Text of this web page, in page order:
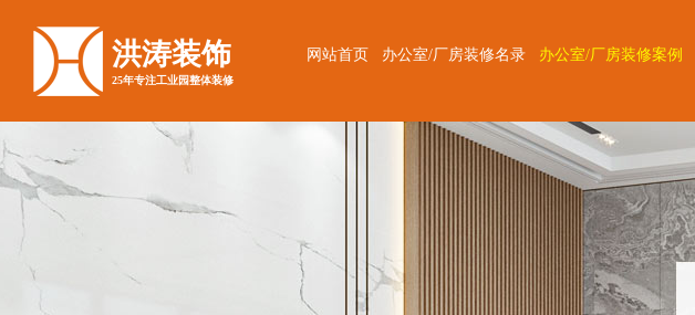
洪涛装饰
25年专注工业园整体装修
网站首页 办公室/厂房装修名录 办公室/厂房装修案例